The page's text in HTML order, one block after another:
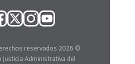
reservados 2026 ©
Justicia Administrativa del